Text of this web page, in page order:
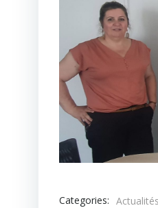
Categories: Actualités